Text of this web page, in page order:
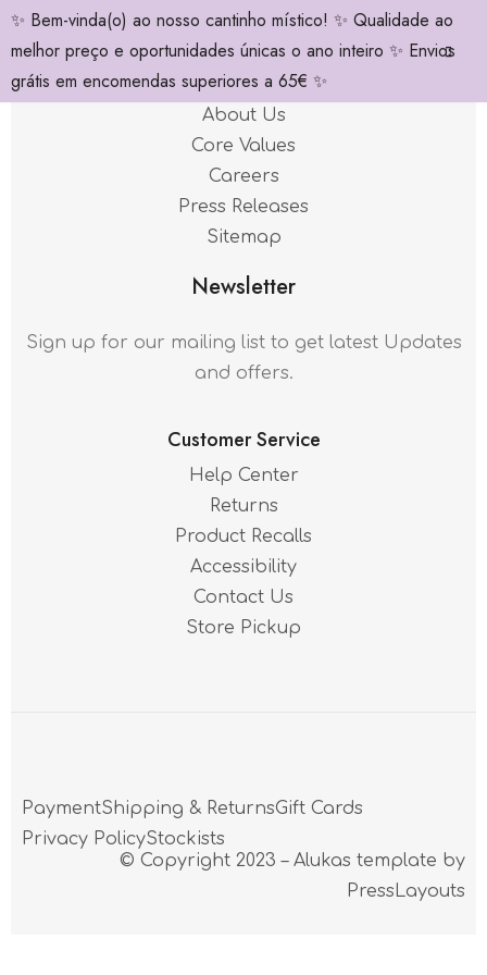
✨ Bem-vinda(o) ao nosso cantinho místico! ✨ Qualidade ao
melhor preço e oportunidades únicas o ano inteiro ✨ Envios
grátis em encomendas superiores a 65€ ✨
Quick Links
About Us
Core Values
Careers
Press Releases
Sitemap
Newsletter
Sign up for our mailing list to get latest Updates
and offers.
Customer Service
Help Center
Returns
Product Recalls
Accessibility
Contact Us
Store Pickup
PaymentShipping & ReturnsGift Cards
Privacy PolicyStockists
© Copyright 2023 – Alukas template by
PressLayouts